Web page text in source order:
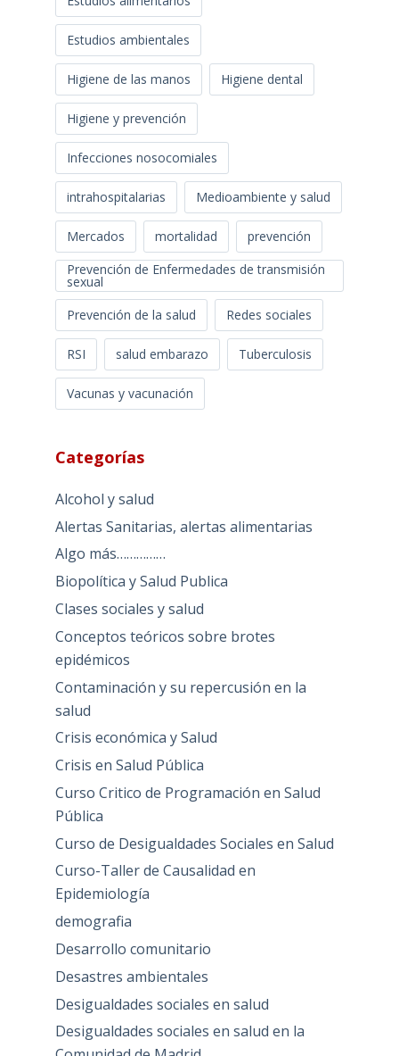
Estudios ambientales
Higiene de las manos Higiene dental
Higiene y prevención
Infecciones nosocomiales
intrahospitalarias Medioambiente y salud
Mercados mortalidad
prevención
Prevención de Enfermedades de transmisión
sexual
Prevención de la salud
Redes sociales
RSI salud embarazo Tuberculosis
Vacunas y vacunación
Categorías
Alcohol y salud
Alertas Sanitarias, alertas alimentarias
Algo más……………
Biopolítica y Salud Publica
Clases sociales y salud
Conceptos teóricos sobre brotes
epidémicos
Contaminación y su repercusión en la
salud
Crisis económica y Salud
Crisis en Salud Pública
Curso Critico de Programación en Salud
Pública
Curso de Desigualdades Sociales en Salud
Curso-Taller de Causalidad en
Epidemiología
demografia
Desarrollo comunitario
Desastres ambientales
Desigualdades sociales en salud
Desigualdades sociales en salud en la